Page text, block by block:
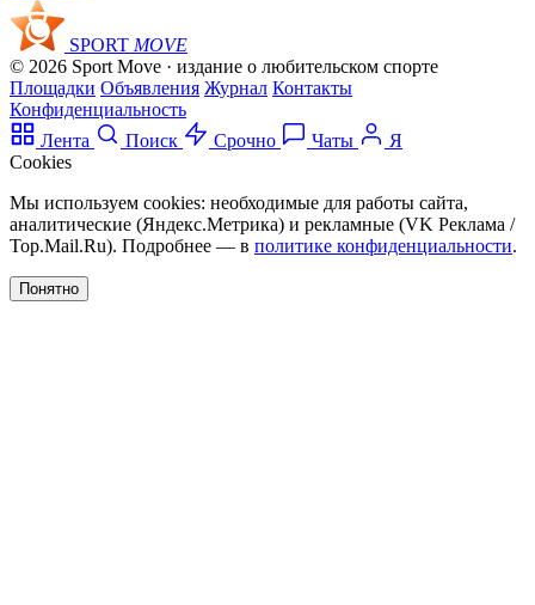
SPORT MOVE
© 2026 Sport Move · издание о любительском спорте
Площадки Объявления Журнал Контакты
Конфиденциальность
Лента
Поиск Срочно Чаты
Я
Cookies
Мы используем cookies: необходимые для работы сайта,
аналитические (Яндекс.Метрика) и рекламные (VK Реклама /
Top.Mail.Ru). Подробнее — в политике конфиденциальности.
Понятно